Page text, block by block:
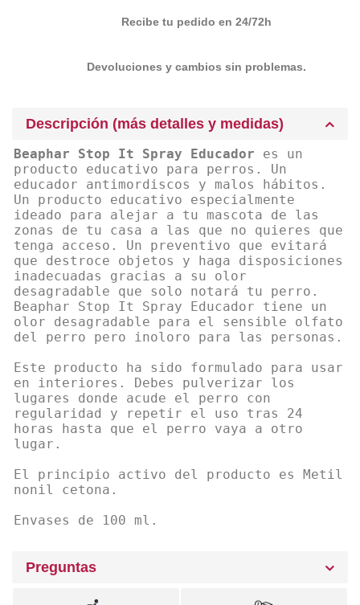
Recibe tu pedido en 24/72h
Devoluciones y cambios sin problemas.
Descripción (más detalles y medidas)
Beaphar Stop It Spray Educador es un
producto educativo para perros. Un
educador antimordiscos y malos hábitos.
Un producto educativo especialmente
ideado para alejar a tu mascota de las
zonas de tu casa a las que no quieres que
tenga acceso. Un preventivo que evitará
que destroce objetos y haga disposiciones
inadecuadas gracias a su olor
desagradable que solo notará tu perro.
Beaphar Stop It Spray Educador tiene un
olor desagradable para el sensible olfato
del perro pero inoloro para las personas.
Este producto ha sido formulado para usar
en interiores. Debes pulverizar los
lugares donde acude el perro con
regularidad y repetir el uso tras 24
horas hasta que el perro vaya a otro
lugar.
El principio activo del producto es Metil
nonil cetona.
Envases de 100 ml.
Preguntas